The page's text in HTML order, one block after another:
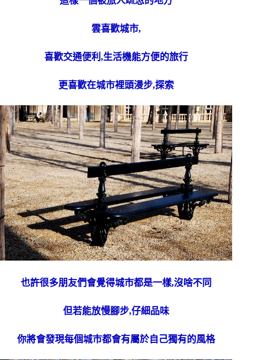
雲喜歡城市,
喜歡交通便利,生活機能方便的旅行
更喜歡在城市裡頭漫步,探索
也許很多朋友們會覺得城市都是一樣,沒啥不同
但若能放慢腳步,仔細品味
你將會發現每個城市都會有屬於自己獨有的風格